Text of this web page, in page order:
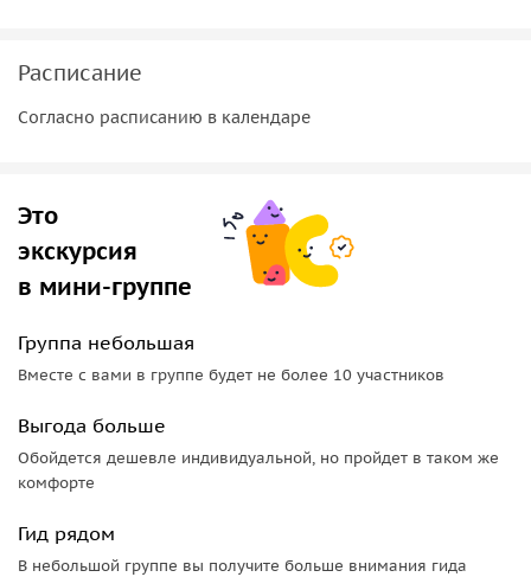
• Уютное жильё (2-местные номера).
• Инструктор (на Телецком) + страховка.
Мы знаем все тропы и все лучшие споты. Мы не дадим
вам заскучать, поможем с выбором трасс и соберём
самую веселую компанию единомышленников!
Расписание
Согласно расписанию в календаре
Это
экскурсия
в мини-группе
Группа небольшая
Вместе с вами в группе будет не более 10 участников
Выгода больше
Обойдется дешевле индивидуальной, но пройдет в таком же
комфорте
Гид рядом
В небольшой группе вы получите больше внимания гида